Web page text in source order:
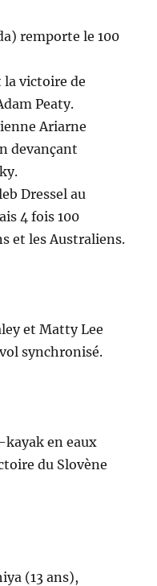
remporte le 100
la victoire de
Peaty.
Ariarne
devançant
Dressel au
4 fois 100
et les Australiens.
et Matty Lee
synchronisé.
kayak en eaux
du Slovène
(13 ans),